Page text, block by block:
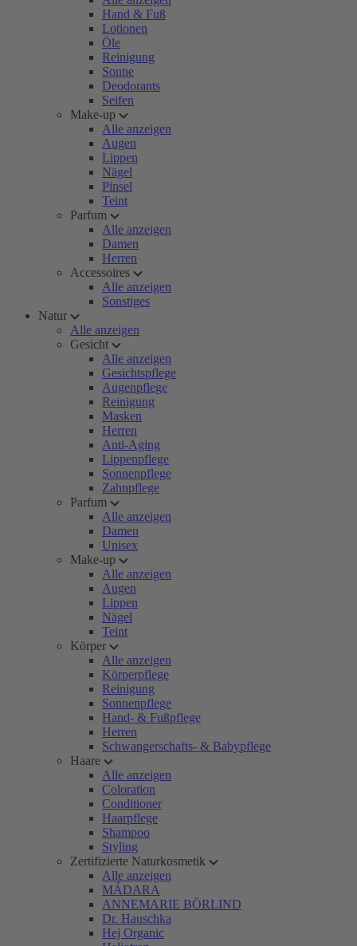
Hand & Fuß
Lotionen
Öle
Reinigung
Sonne
Deodorants
Seifen
Make-up
Alle anzeigen
Augen
Lippen
Nägel
Pinsel
Teint
Parfum
Alle anzeigen
Damen
Herren
Accessoires
Alle anzeigen
Sonstiges
Natur
Alle anzeigen
Gesicht
Alle anzeigen
Gesichtspflege
Augenpflege
Reinigung
Masken
Herren
Anti-Aging
Lippenpflege
Sonnenpflege
Zahnpflege
Parfum
Alle anzeigen
Damen
Unisex
Make-up
Alle anzeigen
Augen
Lippen
Nägel
Teint
Körper
Alle anzeigen
Körperpflege
Reinigung
Sonnenpflege
Hand- & Fußpflege
Herren
Schwangerschafts- & Babypflege
Haare
Alle anzeigen
Coloration
Conditioner
Haarpflege
Shampoo
Styling
Zertifizierte Naturkosmetik
Alle anzeigen
MÁDARA
ANNEMARIE BÖRLIND
Dr. Hauschka
Hej Organic